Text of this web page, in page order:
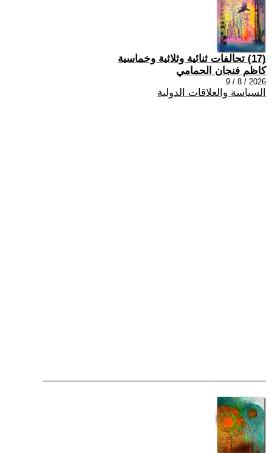
(17) تحالفات ثنائية وثلاثية وخماسية
كاظم فنجان الحمامي
2026 / 8 / 9
السياسة والعلاقات الدولية